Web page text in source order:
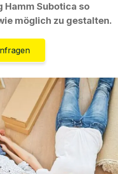
Hamm Subotica so
möglich zu gestalten.